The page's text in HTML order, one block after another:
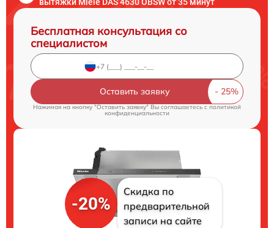
Бесплатная консультация со
специалистом
Оставить заявку
Нажимая на кнопку "Оставить заявку" Вы соглашаетесь cполитикой
конфиденциальности
-20%
Скидка по
предварительной
записи на сайте